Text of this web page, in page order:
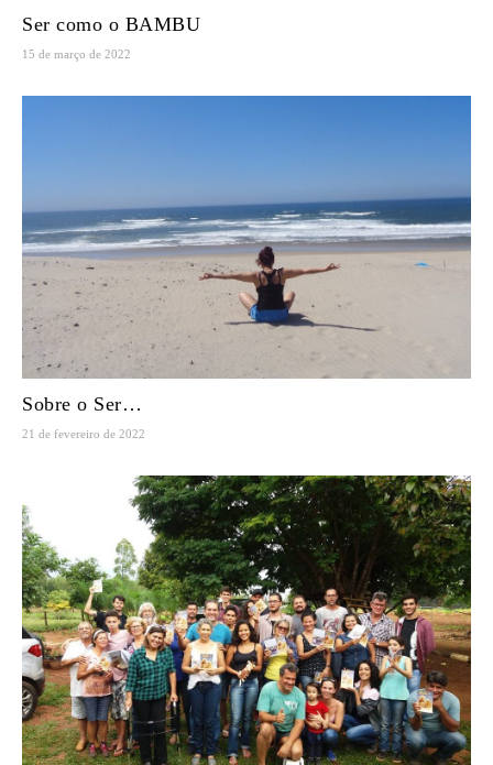
Ser como o BAMBU
15 de março de 2022
Sobre o Ser…
21 de fevereiro de 2022